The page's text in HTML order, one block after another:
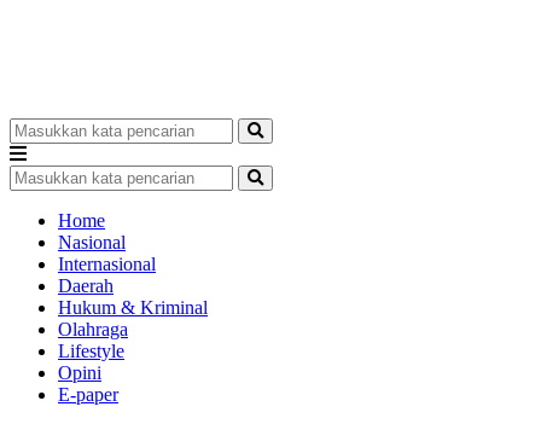
Home
Nasional
Internasional
Daerah
Hukum & Kriminal
Olahraga
Lifestyle
Opini
E-paper